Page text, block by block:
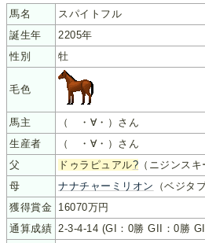
馬名
スパイトフル
誕生年
2205年
性別
牡
毛色
馬主
（ ・∀・）さん
生産者
（ ・∀・）さん
父
ドゥラピュアル? （ニジンスキ
母
ナナチャーミリオン
（ベジタ
獲得賞金 16070万円
通算成績 2-3-4-14 (GI：0勝 GII：0勝